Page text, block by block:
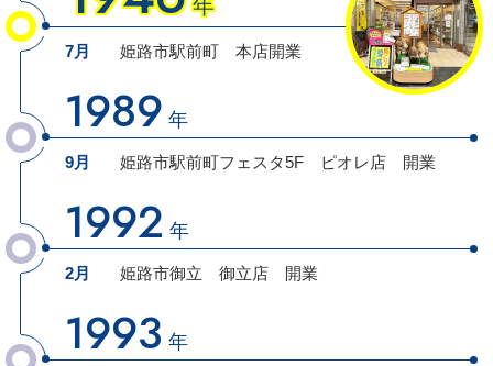
年
7月 姫路市駅前町本店開業
1989 年
9月 姫路市駅前町フェスタ5Fピオレ店開業
1992 年
2月 姫路市御立 御立店開業
1993 年